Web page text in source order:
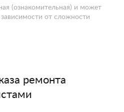
(ознакомительная) и может
зависимости от сложности
ремонта